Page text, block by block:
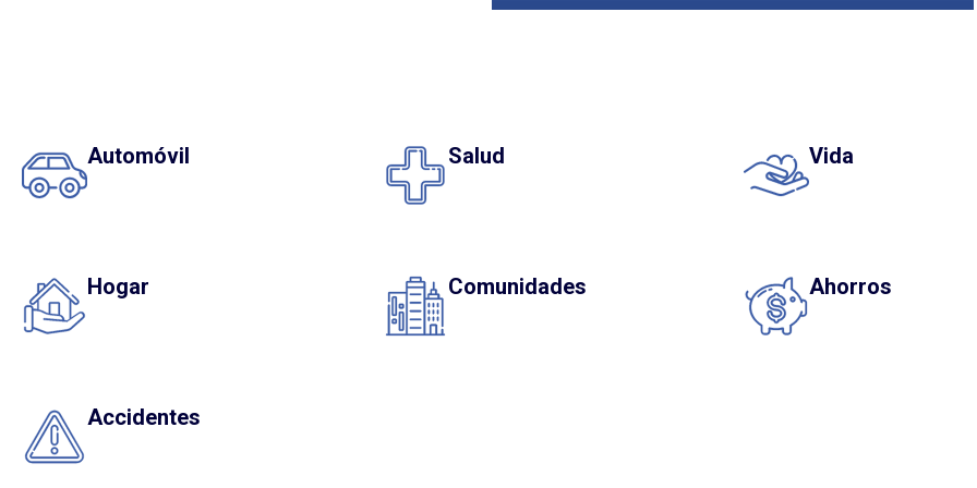
Automóvil Salud Vida
Hogar Comunidades Ahorros
Accidentes